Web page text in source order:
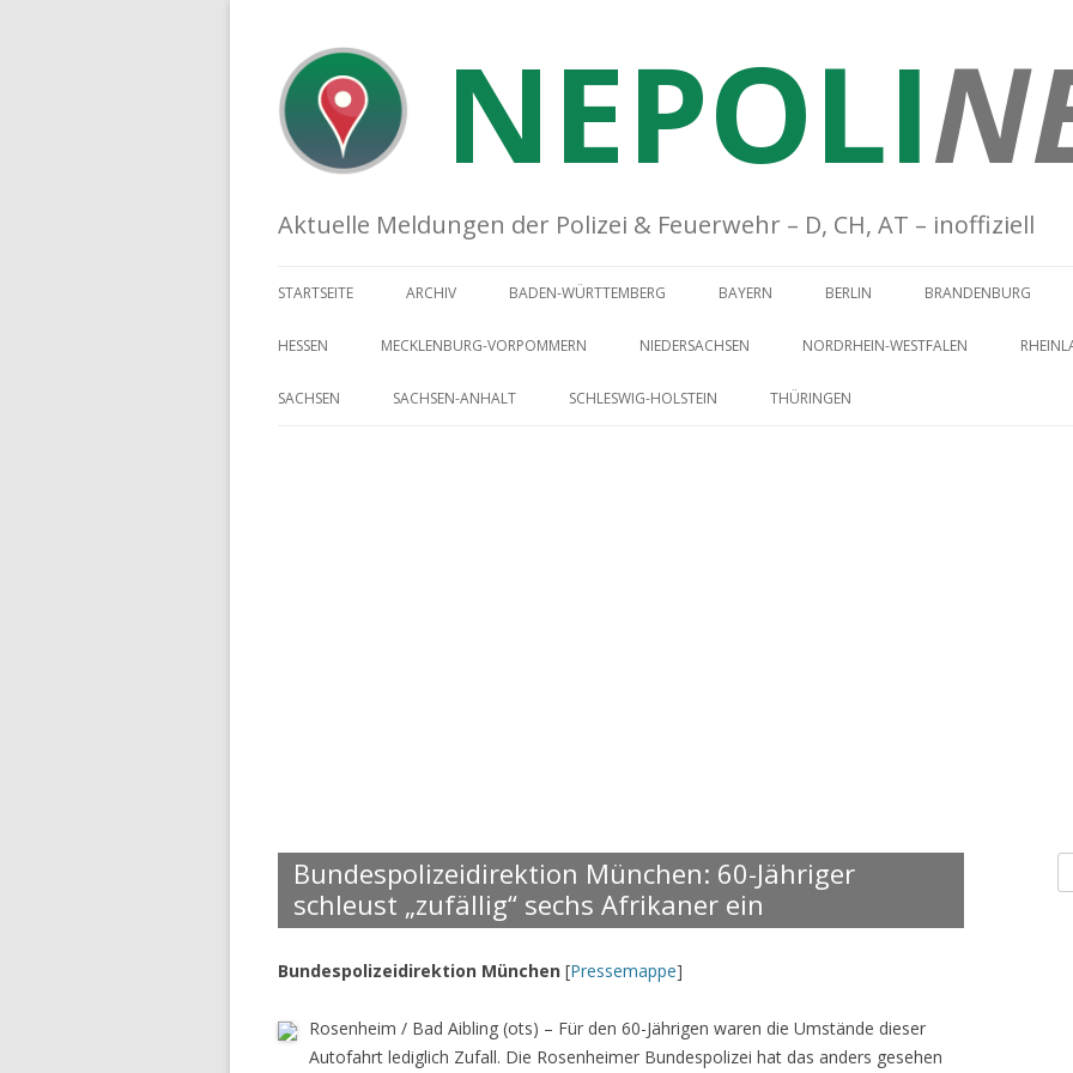
NEPOLI
Aktuelle Meldungen der Polizei & Feuerwehr – D, CH, AT – inoffiziell
STARTSEITE ARCHIV BADEN-WÜRTTEMBERG BAYERN BERLIN BRANDENBURG
HESSEN MECKLENBURG-VORPOMMERN NIEDERSACHSEN NORDRHEIN-WESTFALEN
SACHSEN SACHSEN-ANHALT SCHLESWIG-HOLSTEIN THÜRINGEN
Bundespolizeidirektion München: 60-Jähriger
schleust „zufällig“ sechs Afrikaner ein
Bundespolizeidirektion München [Pressemappe]
Rosenheim / Bad Aibling (ots) – Für den 60-Jährigen waren die Umstände dieser
Autofahrt lediglich Zufall. Die Rosenheimer Bundespolizei hat das anders gesehen